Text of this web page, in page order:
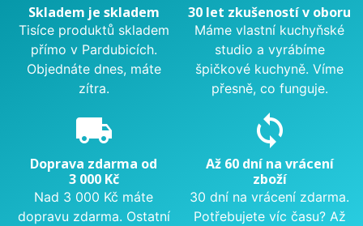
Skladem je skladem
Tisíce produktů skladem
přímo v Pardubicích.
Objednáte dnes, máte
zítra.
30 let zkušeností v oboru
Máme vlastní kuchyňské
studio a vyrábíme
špičkové kuchyně. Víme
přesně, co funguje.
local_shipping
Doprava zdarma od
3 000 Kč
Nad 3 000 Kč máte
dopravu zdarma. Ostatní
sync
Až 60 dní na vrácení
zboží
30 dní na vrácení zdarma.
Potřebujete víc času? Až